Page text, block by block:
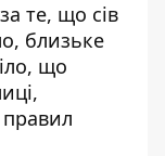
те, що сів
близьке
що